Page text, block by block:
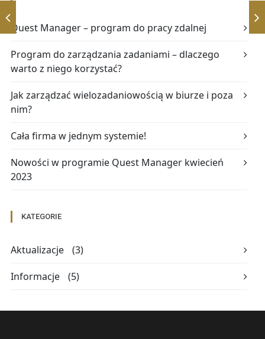
Quest Manager – program do pracy zdalnej
Program do zarządzania zadaniami – dlaczego
warto z niego korzystać?
Jak zarządzać wielozadaniowością w biurze i poza
nim?
Cała firma w jednym systemie!
Nowości w programie Quest Manager kwiecień
2023
KATEGORIE
Aktualizacje (3)
Informacje (5)